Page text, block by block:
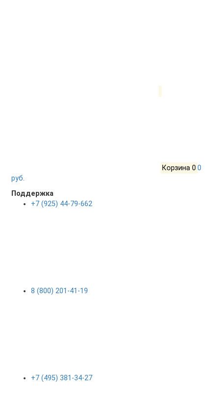
Корзина 0 0
руб.
Поддержка
+7 (925) 44-79-662
8 (800) 201-41-19
+7 (495) 381-34-27